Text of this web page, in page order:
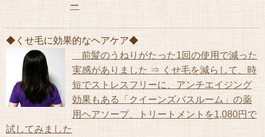
ー
◆くせ毛に効果的なヘアケア◆
前髪のうねりがたった1回の使用で減った
実感がありました ⇒ くせ毛を減らして、時
短でストレスフリーに、アンチエイジング
効果もある「クイーンズバスルーム」の薬
用ヘアソープ、トリートメントを1,080円で
試してみました